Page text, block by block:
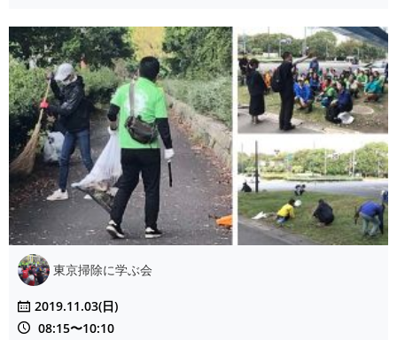
東京掃除に学ぶ会
2019.11.03(日)
08:15〜10:10